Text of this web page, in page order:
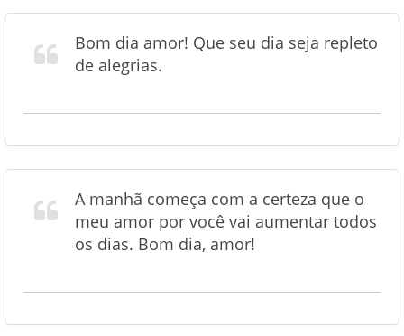
Bom dia amor! Que seu dia seja repleto
de alegrias.
A manhã começa com a certeza que o
meu amor por você vai aumentar todos
os dias. Bom dia, amor!